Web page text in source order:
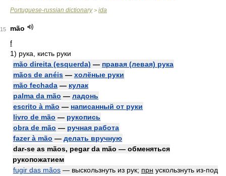
Portuguese-russian dictionary> ida
15
mão
f
1) рука, кисть руки
mão direita (esquerda) — правая (левая) рука
mãos de anéis — холёные руки
mão fechada — кулак
palma da mão — ладонь
escrito à mão — написанный от руки
livro de mão — рукопись
obra de mão — ручная работа
fazer à mão — делать вручную
dar-se as mãos, pegar da mão — обменяться
рукопожатием
fugir das mãos — выскользнуть из рук; прн ускользнуть из-под